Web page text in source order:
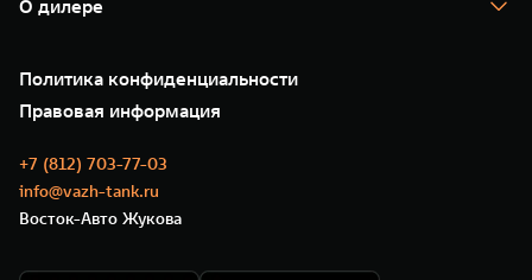
Зарядные станции
Новые цифровые сервисы TANK
Сервис
Нулевое ТО
Моторные масла
О дилере
35 лет GWM
GWM ТЕХ ДЕНЬ
Новости
Политика конфиденциальности
Правовая информация
+7 (812) 703-77-03
info@vazh-tank.ru
Восток-Авто Жукова